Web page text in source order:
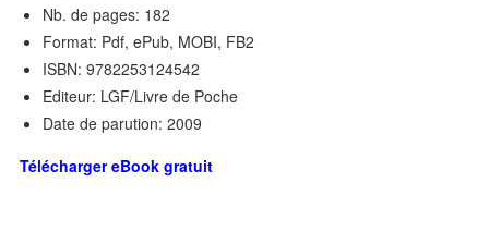
Nb. de pages: 182
Format: Pdf, ePub, MOBI, FB2
ISBN: 9782253124542
Editeur: LGF/Livre de Poche
Date de parution: 2009
Télécharger eBook gratuit